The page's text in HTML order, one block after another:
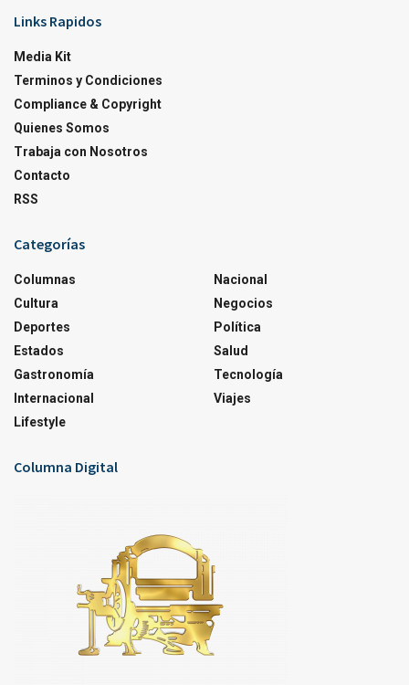
Links Rapidos
Media Kit
Terminos y Condiciones
Compliance & Copyright
Quienes Somos
Trabaja con Nosotros
Contacto
RSS
Categorías
Columnas
Cultura
Deportes
Estados
Gastronomía
Internacional
Lifestyle
Nacional
Negocios
Política
Salud
Tecnología
Viajes
Columna Digital